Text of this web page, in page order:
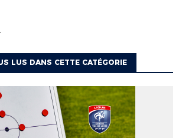
LUS DANS CETTE CATÉGORIE